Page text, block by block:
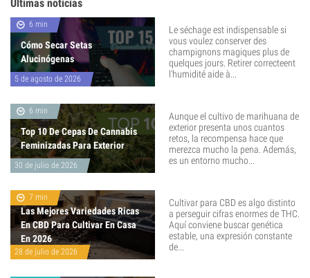
Últimas noticias
6 min
Cómo Secar Setas
Alucinógenas
5 de agosto de 2026
Le séchage est indispensable si
vous voulez conserver des
champignons magiques plus de
quelques jours. Retirer correcteent
l'humidité aide à...
6 min
Top 10 De Cepas De Cannabis
Feminizadas Para Exterior
30 de julio de 2026
Aunque el cultivo de marihuana de
exterior presenta unos cuantos
retos, la recompensa hace que
merezca mucho la pena. Además,
es un entorno mucho...
7 min
Las Mejores Variedades Ricas
En CBD Para Cultivar En Casa
En 2026
28 de julio de 2026
Cultivar para CBD es algo distinto
a perseguir cifras enormes de THC.
Aquí conviene buscar genética
estable, una expresión constante
de...